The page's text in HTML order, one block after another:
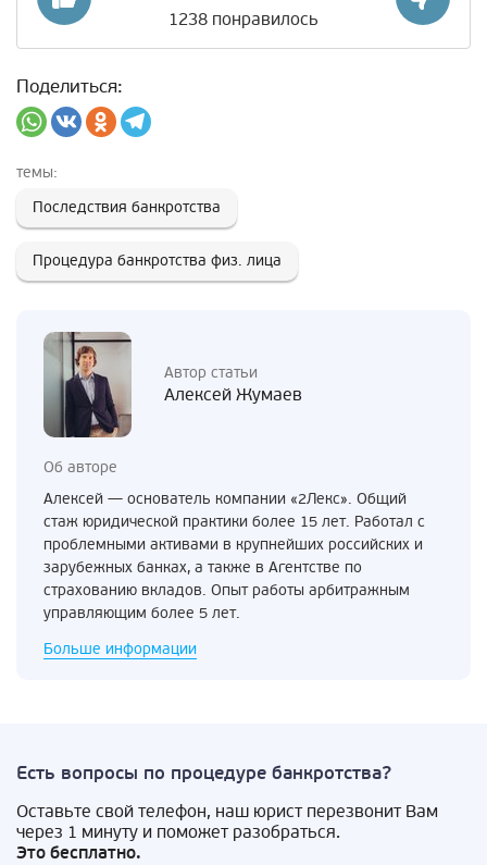
1238 понравилось
Поделиться:
темы:
Последствия банкротства
Процедура банкротства физ. лица
Автор статьи
Алексей Жумаев
Об авторе
Алексей — основатель компании «2Лекс». Общий
стаж юридической практики более 15 лет. Работал с
проблемными активами в крупнейших российских и
зарубежных банках, а также в Агентстве по
страхованию вкладов. Опыт работы арбитражным
управляющим более 5 лет.
Больше информации
Есть вопросы по процедуре банкротства?
Оставьте свой телефон, наш юрист перезвонит Вам
через 1 минуту и поможет разобраться.
Это бесплатно.